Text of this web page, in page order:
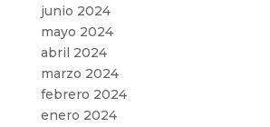
junio 2024
mayo 2024
abril 2024
marzo 2024
febrero 2024
enero 2024